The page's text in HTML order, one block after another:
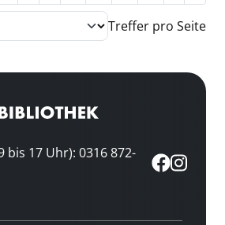
Treffer pro Seite
bis 17 Uhr): 0316 872-